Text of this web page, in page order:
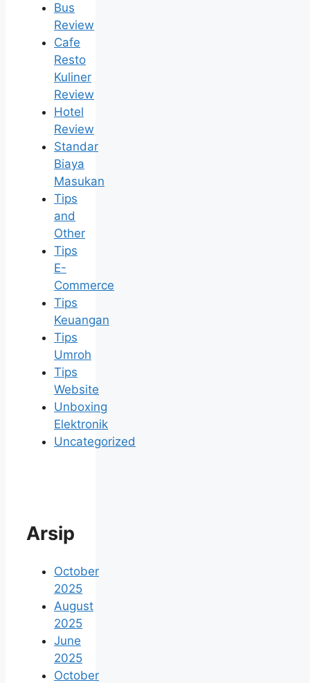
Bus
Review
Cafe
Resto
Kuliner
Review
Hotel
Review
Standar
Biaya
Masukan
Tips
and
Other
Tips
E-
Commerce
Tips
Keuangan
Tips
Umroh
Tips
Website
Unboxing
Elektronik
Uncategorized
Arsip
October
2025
August
2025
June
2025
October